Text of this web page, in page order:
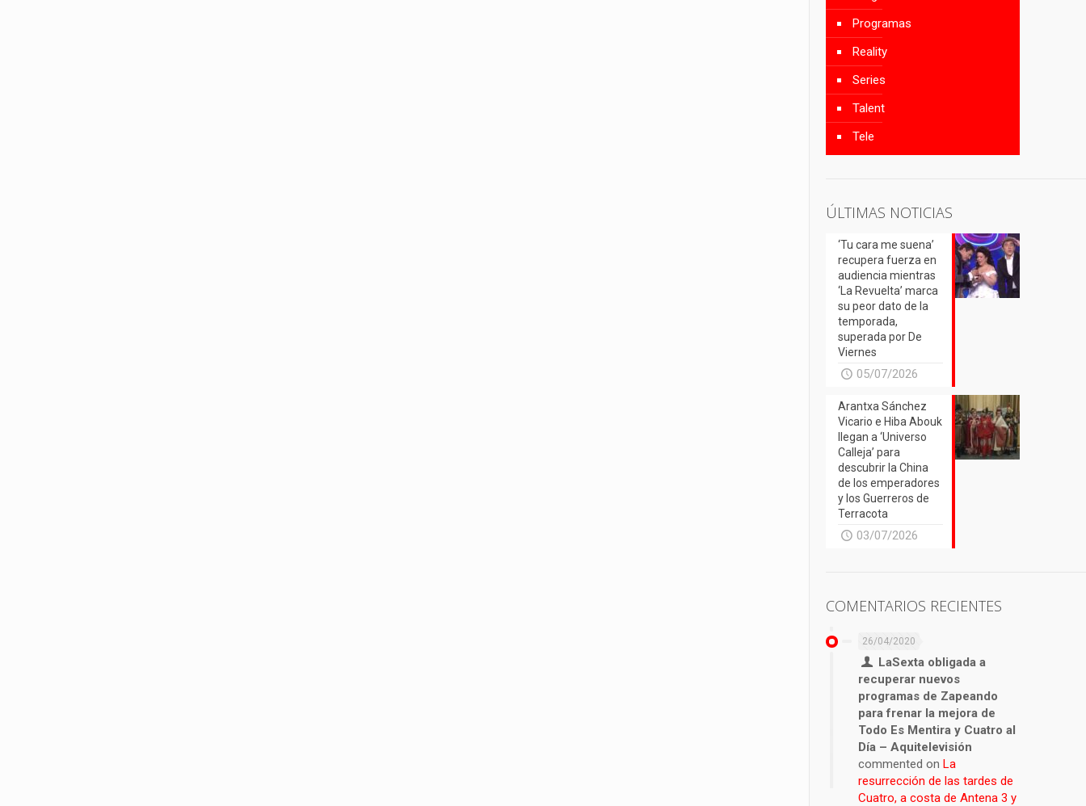
Programas
Reality
Series
Talent
Tele
ÚLTIMAS NOTICIAS
‘Tu cara me suena’
recupera fuerza en
audiencia mientras
‘La Revuelta’ marca
su peor dato de la
temporada,
superada por De
Viernes
05/07/2026
Arantxa Sánchez
Vicario e Hiba Abouk
llegan a ‘Universo
Calleja’ para
descubrir la China
de los emperadores
y los Guerreros de
Terracota
03/07/2026
COMENTARIOS RECIENTES
26/04/2020
LaSexta obligada a
recuperar nuevos
programas de Zapeando
para frenar la mejora de
Todo Es Mentira y Cuatro al
Día – Aquitelevisión
commented onLa
resurrección de las tardes de
Cuatro, a costa de Antena 3 y